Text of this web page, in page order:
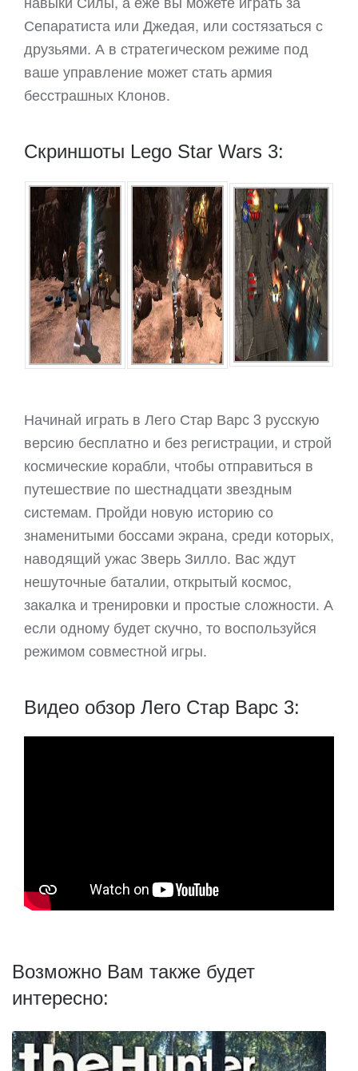
Сепаратиста или Джедая, или состязаться с
друзьями. А в стратегическом режиме под
ваше управление может стать армия
бесстрашных Клонов.
Скриншоты Lego Star Wars 3:
Начинай играть в Лего Стар Варс 3 русскую
версию бесплатно и без регистрации, и строй
космические корабли, чтобы отправиться в
путешествие по шестнадцати звездным
системам. Пройди новую историю со
знаменитыми боссами экрана, среди которых,
наводящий ужас Зверь Зилло. Вас ждут
нешуточные баталии, открытый космос,
закалка и тренировки и простые сложности. А
если одному будет скучно, то воспользуйся
режимом совместной игры.
Видео обзор Лего Стар Варс 3:
Возможно Вам также будет
интересно: